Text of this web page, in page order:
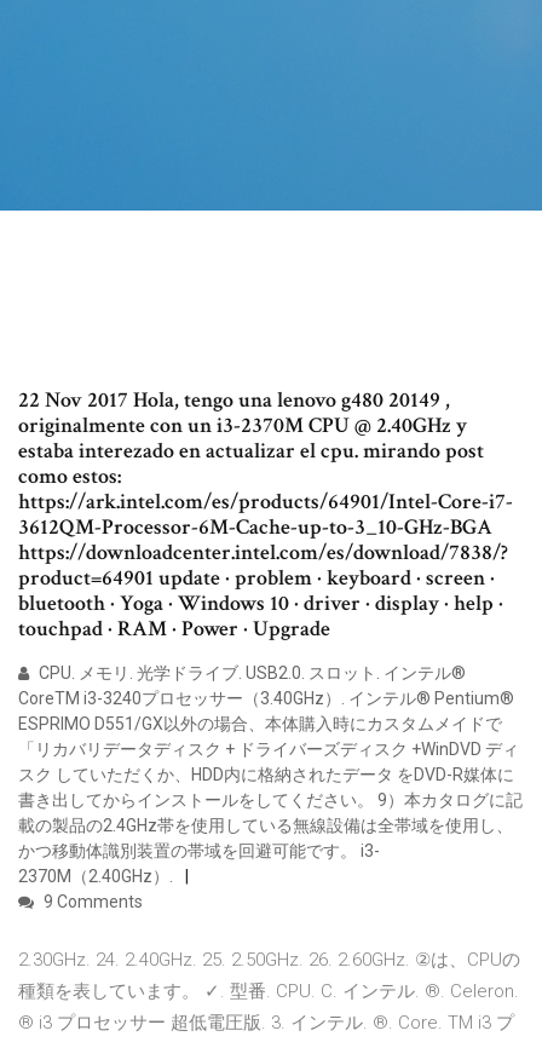
22 Nov 2017 Hola, tengo una lenovo g480 20149 ,
originalmente con un i3-2370M CPU @ 2.40GHz y
estaba interezado en actualizar el cpu. mirando post
como estos:
https://ark.intel.com/es/products/64901/Intel-Core-i7-
3612QM-Processor-6M-Cache-up-to-3_10-GHz-BGA
https://downloadcenter.intel.com/es/download/7838/?
product=64901 update · problem · keyboard · screen ·
bluetooth · Yoga · Windows 10 · driver · display · help ·
touchpad · RAM · Power · Upgrade
CPU. メモリ. 光学ドライブ. USB2.0. スロット. インテル®
CoreTM i3-3240プロセッサー（3.40GHz）. インテル® Pentium®
ESPRIMO D551/GX以外の場合、本体購入時にカスタムメイドで
「リカバリデータディスク + ドライバーズディスク +WinDVD ディ
スク していただくか、HDD内に格納されたデータ をDVD-R媒体に
書き出してからインストールをしてください。 9）本カタログに記
載の製品の2.4GHz帯を使用している無線設備は全帯域を使用し、
かつ移動体識別装置の帯域を回避可能です。 i3-
2370M（2.40GHz）.
9 Comments
2.30GHz. 24. 2.40GHz. 25. 2.50GHz. 26. 2.60GHz. ②は、CPUの
種類を表しています。 ✓. 型番. CPU. C. インテル. ®. Celeron.
® i3 プロセッサー 超低電圧版. 3. インテル. ®. Core. TM i3 プ